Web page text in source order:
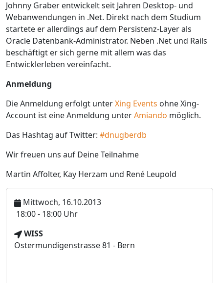
Johnny Graber entwickelt seit Jahren Desktop- und
Webanwendungen in .Net. Direkt nach dem Studium
startete er allerdings auf dem Persistenz-Layer als
Oracle Datenbank-Administrator. Neben .Net und Rails
beschäftigt er sich gerne mit allem was das
Entwicklerleben vereinfacht.
Anmeldung
Die Anmeldung erfolgt unterXing Events ohne Xing-
Account ist eine Anmeldung unterAmiando möglich.
Das Hashtag auf Twitter: #dnugberdb
Wir freuen uns auf Deine Teilnahme
Martin Affolter, Kay Herzam und René Leupold
Mittwoch, 16.10.2013
U
r
z
18:00 - 18:00 Uhr
V
e
WISS
Ostermundigenstrasse 81 - Bern